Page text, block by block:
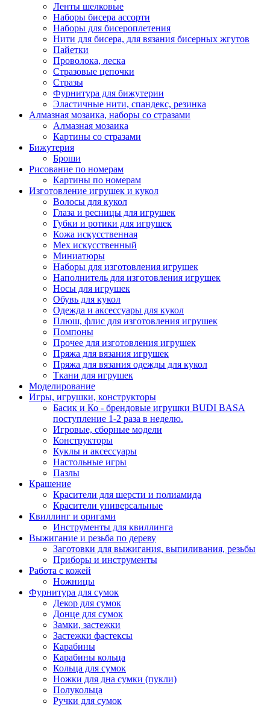
Ленты шелковые
Наборы бисера ассорти
Наборы для бисероплетения
Нити для бисера, для вязания бисерных жгутов
Пайетки
Проволока, леска
Стразовые цепочки
Стразы
Фурнитура для бижутерии
Эластичные нити, спандекс, резинка
Алмазная мозаика, наборы со стразами
Алмазная мозаика
Картины co стразами
Бижутерия
Броши
Рисование по номерам
Картины по номерам
Изготовление игрушек и кукол
Волосы для кукол
Глаза и ресницы для игрушек
Губки и ротики для игрушек
Кожа искусственная
Мех искусственный
Миниатюры
Наборы для изготовления игрушек
Наполнитель для изготовления игрушек
Носы для игрушек
Обувь для кукол
Одежда и аксессуары для кукол
Плюш, флис для изготовления игрушек
Помпоны
Прочее для изготовления игрушек
Пряжа для вязания игрушек
Пряжа для вязания одежды для кукол
Ткани для игрушек
Моделирование
Игры, игрушки, конструкторы
Басик и Ко - брендовые игрушки BUDI BASA
поступление 1-2 раза в неделю.
Игровые, сборные модели
Конструкторы
Куклы и аксессуары
Настольные игры
Пазлы
Крашение
Красители для шерсти и полиамида
Красители универсальные
Квиллинг и оригами
Инструменты для квиллинга
Выжигание и резьба по дереву
Заготовки для выжигания, выпиливания, резьбы
Приборы и инструменты
Работа с кожей
Ножницы
Фурнитура для сумок
Декор для сумок
Донце для сумок
Замки, застежки
Застежки фастексы
Карабины
Карабины кольца
Кольца для сумок
Ножки для дна сумки (пукли)
Полукольца
Ручки для сумок